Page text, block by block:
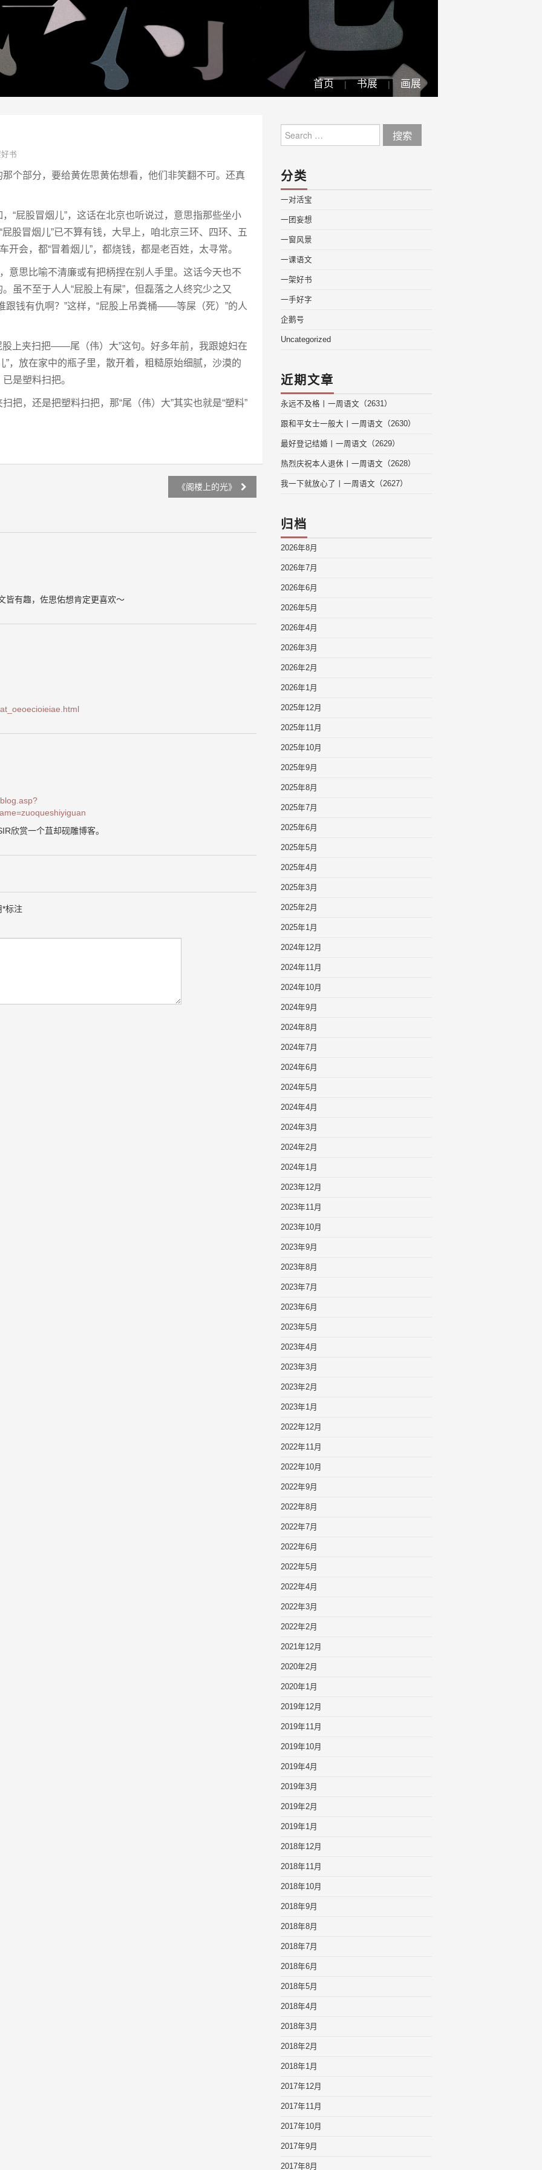
首页 书展 画展
书
那个部分，要给黄佐思黄佑想看，他们非笑翻不可。还真
“屁股冒烟儿”，这话在北京也听说过，意思指那些坐小
股冒烟儿”已不算有钱，大早上，咱北京三环、四环、五
开会，都“冒着烟儿”，都烧钱，都是老百姓，太寻常。
意思比喻不清廉或有把柄捏在别人手里。这话今天也不
虽不至于人人“屁股上有屎”，但磊落之人终究少之又
跟钱有仇啊？”这样，“屁股上吊粪桶——等屎（死）”的人
股上夹扫把——尾（伟）大”这句。好多年前，我跟媳妇在
”，放在家中的瓶子里，散开着，粗糙原始细腻，沙漠的
是塑料扫把。
把，还是把塑料扫把，那“尾（伟）大”其实也就是“塑料”
《阁楼上的光》
皆有趣，佐思佑想肯定更喜欢～
欣赏一个苴却砚雕博客。
*标注
for:
分类
一对活宝
一团妄想
一窗风景
一课语文
一架好书
一手好字
企鹅号
Uncategorized
近期文章
永远不及格丨一周语文（2631）
跟和平女士一般大丨一周语文（2630）
最好登记结婚丨一周语文（2629）
热烈庆祝本人退休丨一周语文（2628）
我一下就放心了丨一周语文（2627）
归档
2026年8月
2026年7月
2026年6月
2026年5月
2026年4月
2026年3月
2026年2月
2026年1月
2025年12月
2025年11月
2025年10月
2025年9月
2025年8月
2025年7月
2025年6月
2025年5月
2025年4月
2025年3月
2025年2月
2025年1月
2024年12月
2024年11月
2024年10月
2024年9月
2024年8月
2024年7月
2024年6月
2024年5月
2024年4月
2024年3月
2024年2月
2024年1月
2023年12月
2023年11月
2023年10月
2023年9月
2023年8月
2023年7月
2023年6月
2023年5月
2023年4月
2023年3月
2023年2月
2023年1月
2022年12月
2022年11月
2022年10月
2022年9月
2022年8月
2022年7月
2022年6月
2022年5月
2022年4月
2022年3月
2022年2月
2021年12月
2020年2月
2020年1月
2019年12月
2019年11月
2019年10月
2019年4月
2019年3月
2019年2月
2019年1月
2018年12月
2018年11月
2018年10月
2018年9月
2018年8月
2018年7月
2018年6月
2018年5月
2018年4月
2018年3月
2018年2月
2018年1月
2017年12月
2017年11月
2017年10月
2017年9月
2017年8月